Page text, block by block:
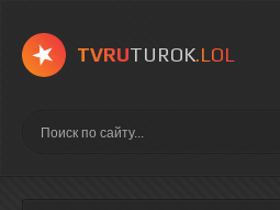
TVRUTUROK.LOL